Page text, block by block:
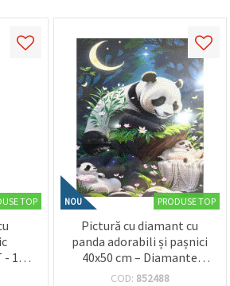
TOP
- 12
NOU PRODUSE TOP
Pictură cu diamant cu
panda adorabili și pașnici
40x50 cm – Diamante
rotunde strălucitoare,
COD: 852488